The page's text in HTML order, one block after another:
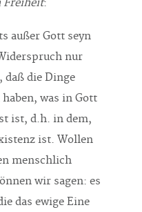
Freiheit:
außer Gott seyn
nur
daß die Dinge
was in Gott
ist, d.h. in dem,
ist. Wollen
menschlich
wir sagen: es
das ewige Eine